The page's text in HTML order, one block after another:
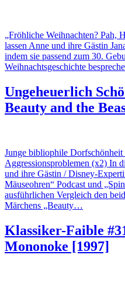
„Fröhliche Weihnachten? Pah,
lassen Anne und ihre Gästin
indem sie passend zum 30.
Weihnachtsgeschichte
Ungeheuerlich
Beauty and the
Junge bibliophile
Aggressionsproblemen (x2) In
und ihre Gästin / Disney-
Mäuseohren“ Podcast und
ausführlichen Vergleich den
Märchens „Beauty…
Klassiker-Faible
Mononoke [1997]